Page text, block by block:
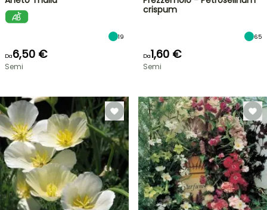
19
Da6,50 €
Semi
crispum
65
Da1,60 €
Semi